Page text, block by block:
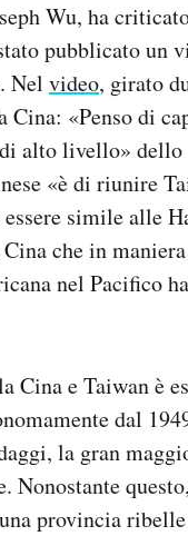
Wu, ha
pubblicato un
Nel video, girato
«Penso di
alto livello» dello
«è di riunire
simile alle
che in
nel Pacifico
e Taiwan è
dal
la gran
Nonostante
provincia